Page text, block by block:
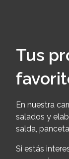
Tus
En nuestra
salados y
salda,
Si estás